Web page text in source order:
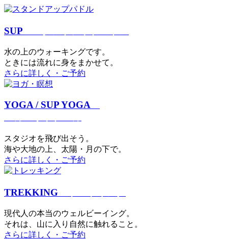
SUP
⽔の上のウォーキングです。
ときには流れに身をまかせて。
さらに詳しく・ご予約
YOGA / SUP YOGA
スタジオを⾶び出そう。
海や大地の上、太陽・⽉の下で。
さらに詳しく・ご予約
TREKKING
現代⼈の本当のウェルビーイング。
それは、⼭に⼊り⾃然に触れること。
さらに詳しく・ご予約